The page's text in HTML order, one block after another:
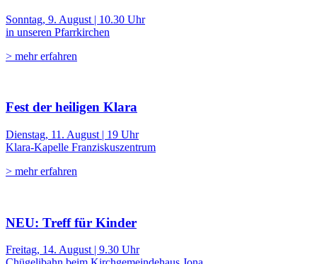
Sonntag, 9. August | 10.30 Uhr
in unseren Pfarrkirchen
> mehr erfahren
Fest der heiligen Klara
Dienstag, 11. August | 19 Uhr
Klara-Kapelle Franziskuszentrum
> mehr erfahren
NEU: Treff für Kinder
Freitag, 14. August | 9.30 Uhr